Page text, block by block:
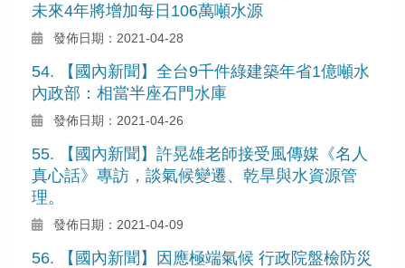
未來4年將增加每日106萬噸水源
發佈日期：2021-04-28
54. 【國內新聞】全台9千件綠建築年省1億噸水
內政部：相當半座石門水庫
發佈日期：2021-04-26
55. 【國內新聞】許晃雄老師接受風傳媒《名人
真心話》專訪，談氣候變遷、乾旱與水資源管
理。
發佈日期：2021-04-09
56. 【國內新聞】因應極端氣候 行政院盤檢防災